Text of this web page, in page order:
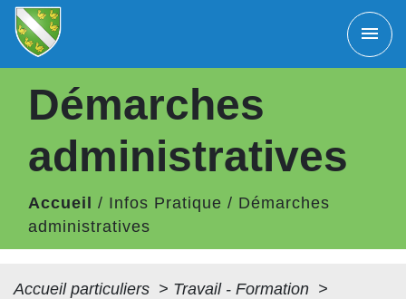
menu
Démarches
administratives
Accueil / Infos Pratique / Démarches
administratives
Accueil particuliers > Travail - Formation >